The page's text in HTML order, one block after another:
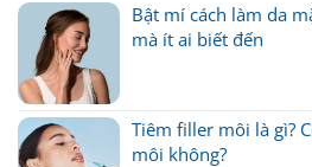
Bật mí cách làm da
mà ít ai biết đến
Tiêm filler môi là gì?
môi không?